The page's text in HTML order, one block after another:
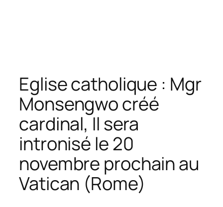
Eglise catholique : Mgr
Monsengwo créé
cardinal, Il sera
intronisé le 20
novembre prochain au
Vatican (Rome)